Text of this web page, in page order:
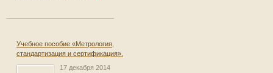
Учебное пособие «Метрология,
стандартизация и сертификация».
17 декабря 2014